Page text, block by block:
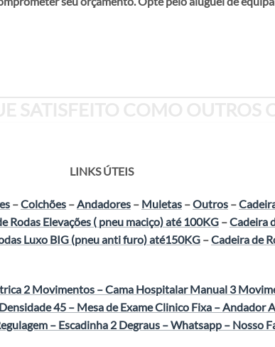
LINKS ÚTEIS
–Colchões – Andadores – Muletas –Outros –
Rodas Elevações ( pneu maciço) até 100KG –Cadeira
Luxo BIG (pneu anti furo) até150KG –Cadeira de
2 Movimentos –Cama Hospitalar Manual 3
45 – Mesa de Exame Clinico Fixa –Andador
– Escadinha 2 Degraus –Whatsapp – Nosso